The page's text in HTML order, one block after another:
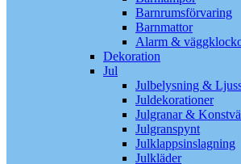
Barnrumsförvaring
Barnmattor
Alarm &
Dekoration
Jul
Julbelysning &
Juldekorationer
Julgranar &
Julgranspynt
Julklappsinslagning
Julkläder